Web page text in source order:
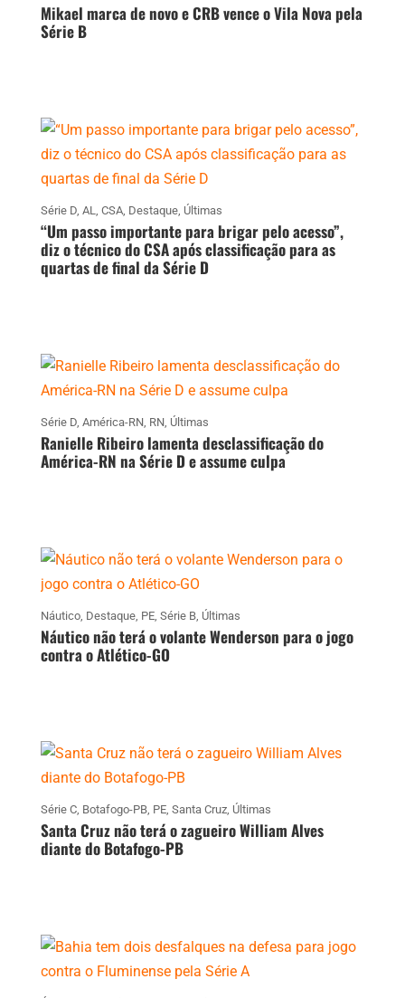
Mikael marca de novo e CRB vence o Vila Nova pela
Série B
Série D, AL CSA, Destaque, Últimas
“Um passo importante para brigar pelo acesso”,
diz o técnico do CSA após classificação para as
quartas de final da Série D
Série D, América-RN, RN, Últimas
Ranielle Ribeiro lamenta desclassificação do
América-RN na Série D e assume culpa
Náutico, Destaque, PE, Série B, Últimas
Náutico não terá o volante Wenderson para o jogo
contra o Atlético-GO
Série C, Botafogo-PB, PE, Santa Cruz, Últimas
Santa Cruz não terá o zagueiro William Alves
diante do Botafogo-PB